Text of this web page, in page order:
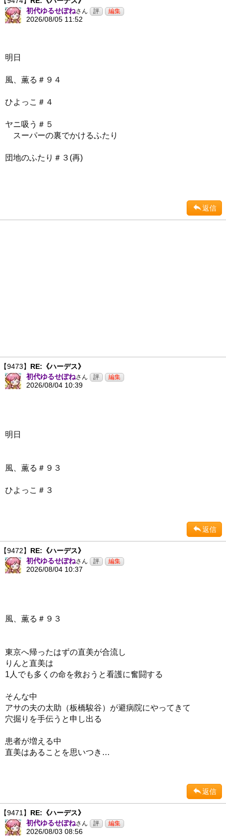
初代ゆるせぽねさん
2026/08/05 11:52
明日
風、薫る＃９４
ひよっこ＃４
ヤニ吸う＃５
スーパーの裏でかけるふたり
団地のふたり＃３(再)
返信
【9473】 RE:《ハーデス》
初代ゆるせぽねさん
2026/08/04 10:39
明日
風、薫る＃９３
ひよっこ＃３
返信
【9472】 RE:《ハーデス》
初代ゆるせぽねさん
2026/08/04 10:37
風、薫る＃９３
東京へ帰ったはずの直美が合流し
りんと直美は
1人でも多くの命を救おうと看護に奮闘する
そんな中
アサの夫の太助（板橋駿谷）が避病院にやってきて
穴掘りを手伝うと申し出る
患者が増える中
直美はあることを思いつき…
返信
【9471】 RE:《ハーデス》
初代ゆるせぽねさん
2026/08/03 08:56